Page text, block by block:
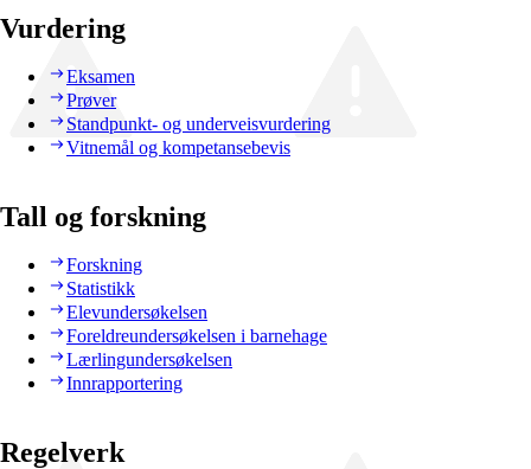
Vurdering
Eksamen
Prøver
Standpunkt- og underveisvurdering
Vitnemål og kompetansebevis
Tall og forskning
Forskning
Statistikk
Elevundersøkelsen
Foreldreundersøkelsen i barnehage
Lærlingundersøkelsen
Innrapportering
Regelverk